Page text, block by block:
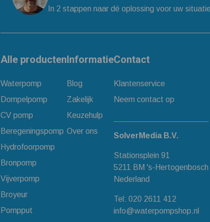
In 2 stappen naar dé oplossing voor uw
Alle producten
Waterpomp
Dompelpomp
CV pomp
Beregeningspomp
Hydrofoorpomp
Bronpomp
Vijverpomp
Broyeur
Pompput
Informatie
Blog
Zakelijk
Keuzehulp
Over ons
Contact
Klantenservice
Neem contact op
SolverMedia B.V.
Stationsplein 91
5211 BM 's-Hertogenbosch
Nederland
Tel: 020 2611 412
info@waterpompshop.nl